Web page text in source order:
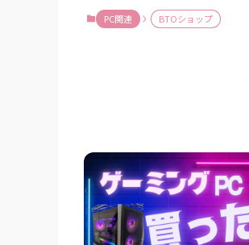
PC関連 BTOショップ